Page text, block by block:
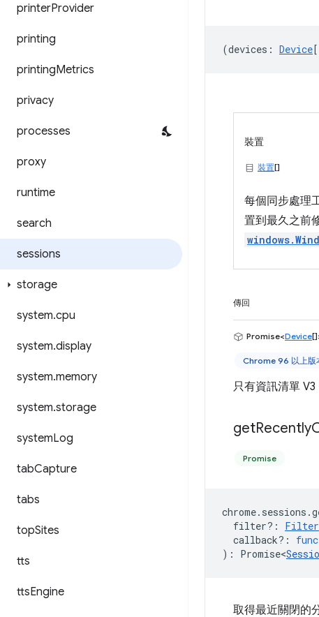
printerProvider
printing
printingMetrics
privacy
processes
proxy
runtime
search
sessions
storage
system.cpu
system.display
system.memory
system.storage
systemLog
tabCapture
tabs
topSites
tts
ttsEngine
(devices : Device
裝置
裝置[]
每個同步處理
置到最久之前
傳回
Promise<Device
Chrome 96 以上版
只有資訊清單
getRecently
Promise
chrome. sessions .
filter? : Filter
callback? :
) : Promise<
取得最近關閉的